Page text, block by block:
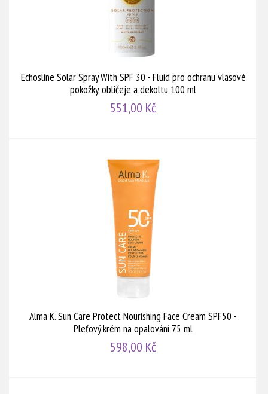
Echosline Solar Spray With SPF 30 - Fluid pro ochranu vlasové
pokožky, obličeje a dekoltu 100 ml
551,00 Kč
Alma K. Sun Care Protect Nourishing Face Cream SPF50 -
Pleťový krém na opalování 75 ml
598,00 Kč